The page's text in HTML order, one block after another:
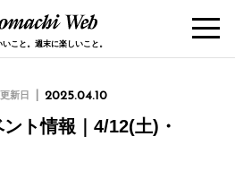
こと。週末に楽しいこと。
新日 2025.04.10
ト情報｜4/12(土)・